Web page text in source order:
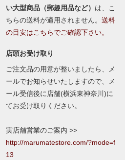
い大型商品（郵趣用品など） は、こ
ちらの送料が適用されません。 送料
の目安はこちらでご確認下さい。
店頭お受け取り
ご注文品の用意が整いましたら、メ
ールでお知らせいたしますので、メ
ール受信後に店舗(横浜東神奈川)に
てお受け取りください。
実店舗営業のご案内 >>
http://marumatestore.com/?mode=f
13